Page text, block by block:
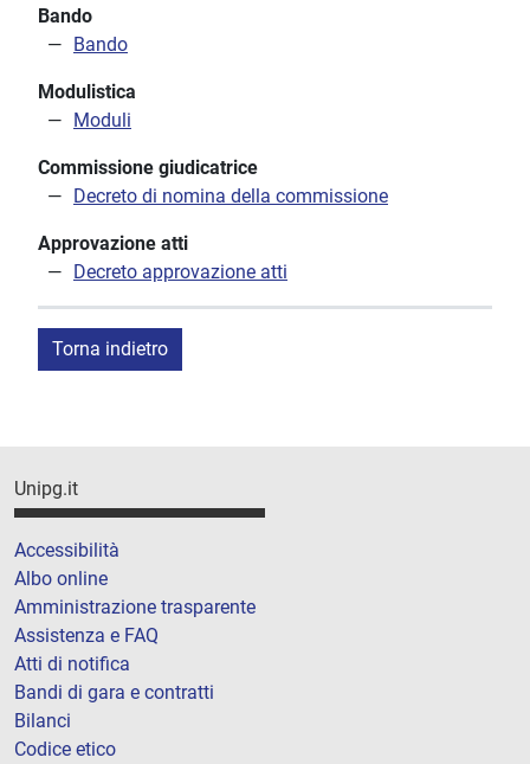
Bando
Bando
Modulistica
Moduli
Commissione giudicatrice
Decreto di nomina della commissione
Approvazione atti
Decreto approvazione atti
Torna indietro
Unipg.it
Accessibilità
Albo online
Amministrazione trasparente
Assistenza e FAQ
Atti di notifica
Bandi di gara e contratti
Bilanci
Codice etico